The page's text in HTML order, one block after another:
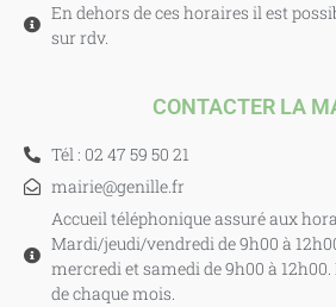
En dehors de ces horaires il est
sur rdv.
CONTACTER LA
Tél : 02 47 59 50 21
mairie@genille.fr
Accueil téléphonique assuré aux
Mardi/jeudi/vendredi de 9h00 à
mercredi et samedi de 9h00 à
de chaque mois.